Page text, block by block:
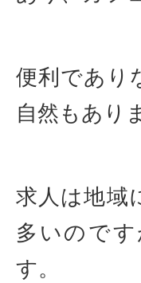
便利であり
自然もあり
求人は地域
多いので
す。